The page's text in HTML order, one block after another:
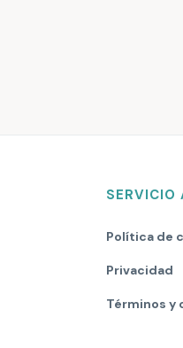
SERVICIO
Política de
Privacidad
Términos y